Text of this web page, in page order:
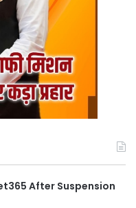
After Suspension